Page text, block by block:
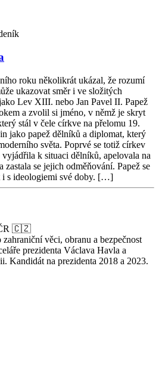
roku několikrát ukázal, že rozumí
ukazovat směr i ve složitých
Lev XIII. nebo Jan Pavel II. Papež
a zvolil si jméno, v němž je skryt
stál v čele církve na přelomu 19.
jako papež dělníků a diplomat, který
světa. Poprvé se totiž církev
k situaci dělníků, apelovala na
se jejich odměňování. Papež se
i s ideologiemi své doby. […]
ČR 🇨🇿
věci, obranu a bezpečnost
prezidenta Václava Havla a
Kandidát na prezidenta 2018 a 2023.